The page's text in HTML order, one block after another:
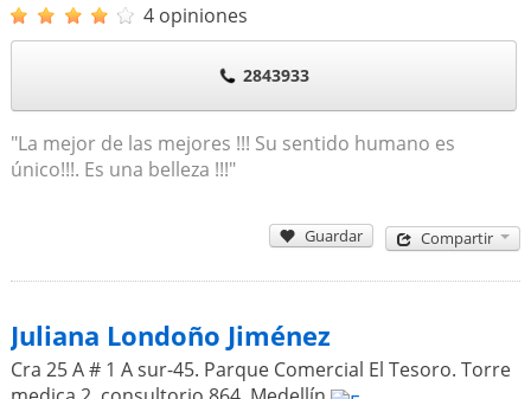
4 opiniones
2843933
"La mejor de las mejores !!! Su sentido humano es
único!!!. Es una belleza !!!"
Guardar Compartir
Juliana Londoño Jiménez
Cra 25 A # 1 A sur-45. Parque Comercial El Tesoro. Torre